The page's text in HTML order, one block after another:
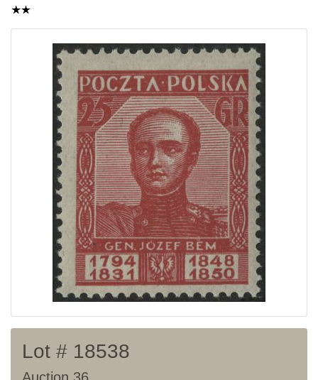
Home page
Current auction
Recent result
Archive
Regulation
Contact
Lot # 18538